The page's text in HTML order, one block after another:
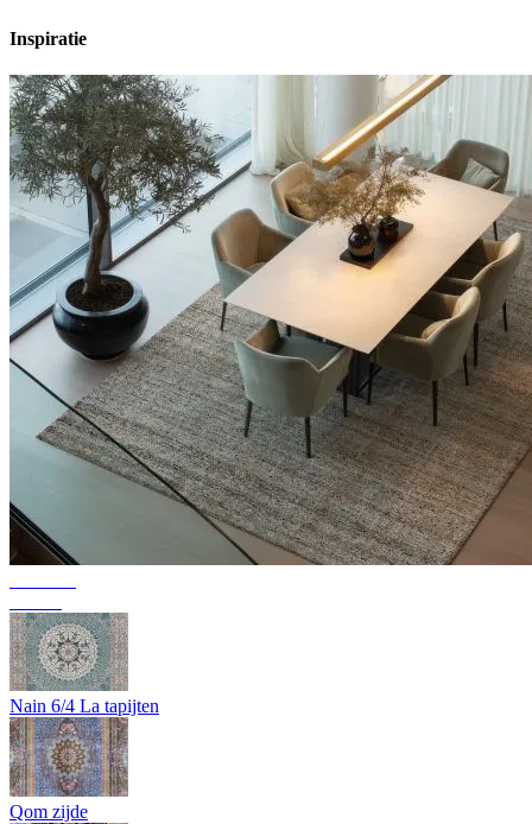
Inspiratie
Nain 6/4 La tapijten
Qom zijde